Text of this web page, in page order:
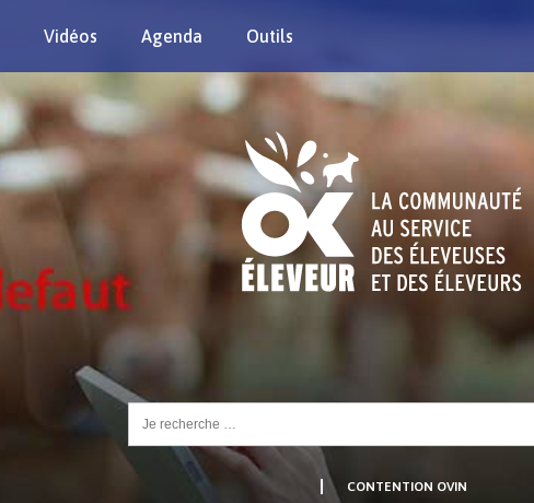
Vidéos Agenda Outils
Rechercher :
CONTENTION OVIN